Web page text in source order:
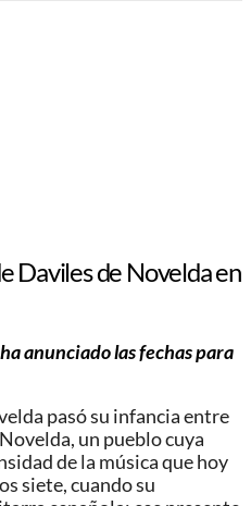
Daviles de Novelda en
anunciado las fechas para
pasó su infancia entre
un pueblo cuya
de la música que hoy
siete, cuando su